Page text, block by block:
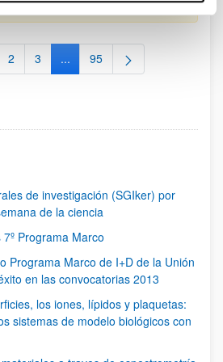
Página
2 Página
3 ...Páginas intermedias Use TAB
Página
95
de investigación (SGIker) por
de la ciencia
Programa Marco
Programa Marco de I+D de la Unión
en las convocatorias 2013
los iones, lípidos y plaquetas:
sistemas de modelo biológicos con